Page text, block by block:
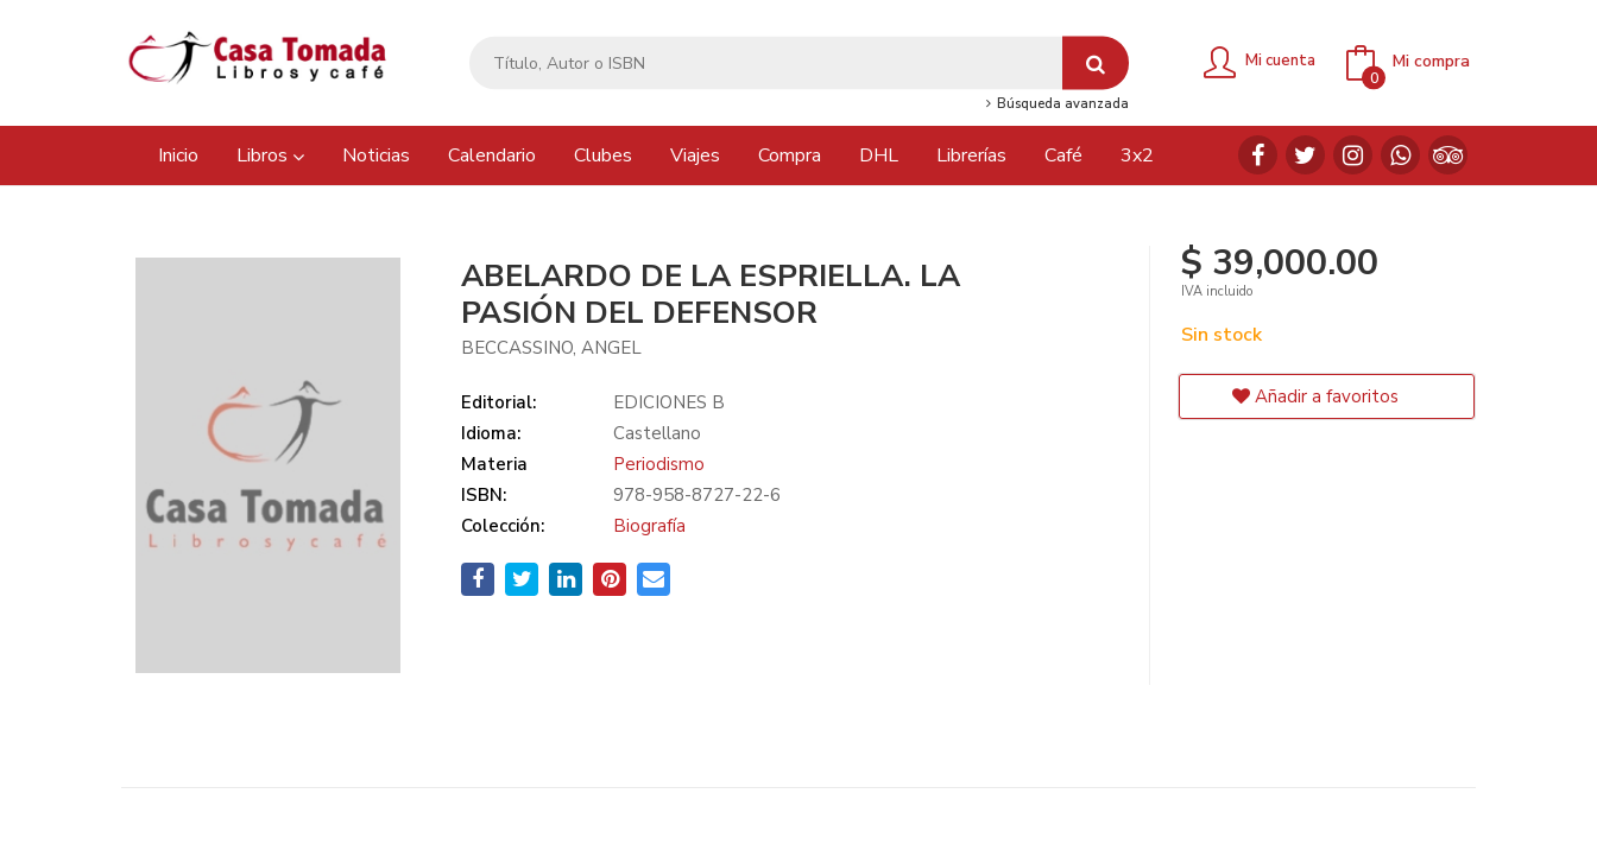
Búsqueda avanzada
Mi cuenta Mi compra
0
Inicio Libros Noticias Calendario Clubes Viajes Compra DHL Librerías Café 3x2
ABELARDO DE LA ESPRIELLA. LA
PASIÓN DEL DEFENSOR
BECCASSINO, ANGEL
Editorial:
EDICIONES B
Idioma:
Castellano
Materia
Periodismo
ISBN:
978-958-8727-22-6
Colección:
Biografía
$ 39,000.00
IVA incluido
Sin stock
Añadir a favoritos